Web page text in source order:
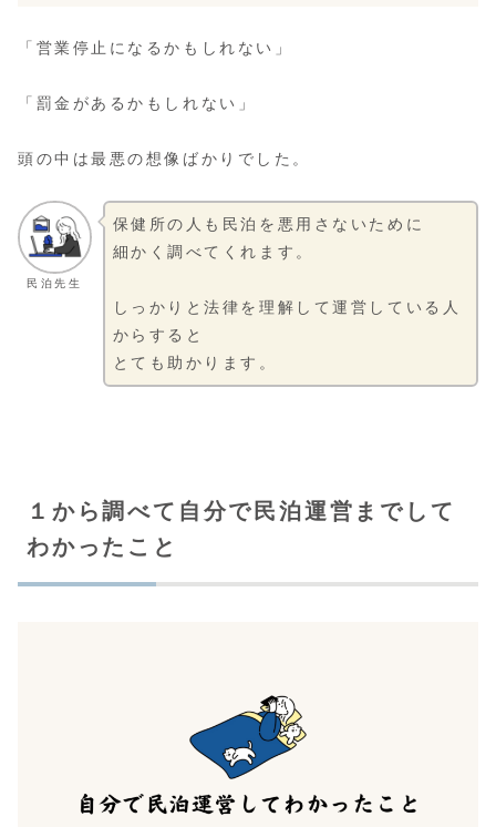
「営業停止になるかもしれない」
「罰金があるかもしれない」
頭の中は最悪の想像ばかりでした。
民泊先生
保健所の人も民泊を悪用さないために
細かく調べてくれます。
しっかりと法律を理解して運営している人
からすると
とても助かります。
１から調べて自分で民泊運営までして
わかったこと